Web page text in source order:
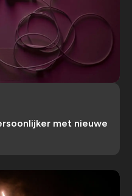
met nieuwe